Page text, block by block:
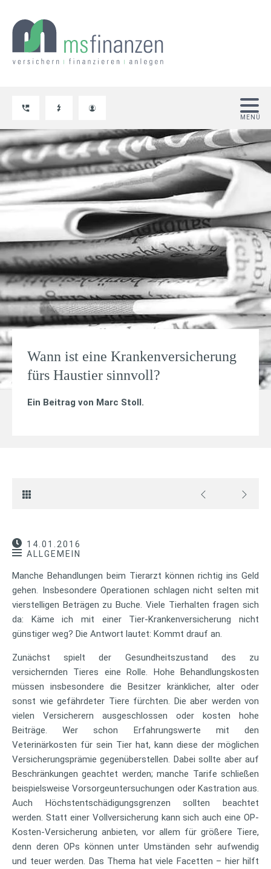
Wann ist eine Krankenversicherung
fürs Haustier sinnvoll?
Ein Beitrag von Marc Stoll.
14.01.2016
ALLGEMEIN
Manche Behandlungen beim Tierarzt können richtig ins Geld
gehen. Insbesondere Operationen schlagen nicht selten mit
vierstelligen Beträgen zu Buche. Viele Tierhalten fragen sich
da: Käme ich mit einer Tier-Krankenversicherung nicht
günstiger weg? Die Antwort lautet: Kommt drauf an.
Zunächst spielt der Gesundheitszustand des zu
versichernden Tieres eine Rolle. Hohe Behandlungskosten
müssen insbesondere die Besitzer kränklicher, alter oder
sonst wie gefährdeter Tiere fürchten. Die aber werden von
vielen Versicherern ausgeschlossen oder kosten hohe
Beiträge. Wer schon Erfahrungswerte mit den
Veterinärkosten für sein Tier hat, kann diese der möglichen
Versicherungsprämie gegenüberstellen. Dabei sollte aber auf
Beschränkungen geachtet werden; manche Tarife schließen
beispielsweise Vorsorgeuntersuchungen oder Kastration aus.
Auch Höchstentschädigungsgrenzen sollten beachtet
werden. Statt einer Vollversicherung kann sich auch eine OP-
Kosten-Versicherung anbieten, vor allem für größere Tiere,
denn deren OPs können unter Umständen sehr aufwendig
und teuer werden. Das Thema hat viele Facetten – hier hilft